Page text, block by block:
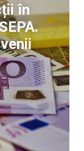
în